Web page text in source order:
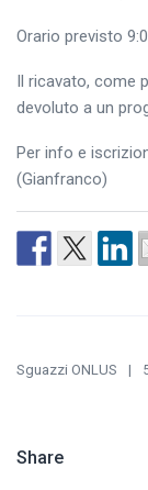
Orario previsto
Il ricavato, come
devoluto a un
Per info e
(Gianfranco)
Sguazzi ONLUS
Share